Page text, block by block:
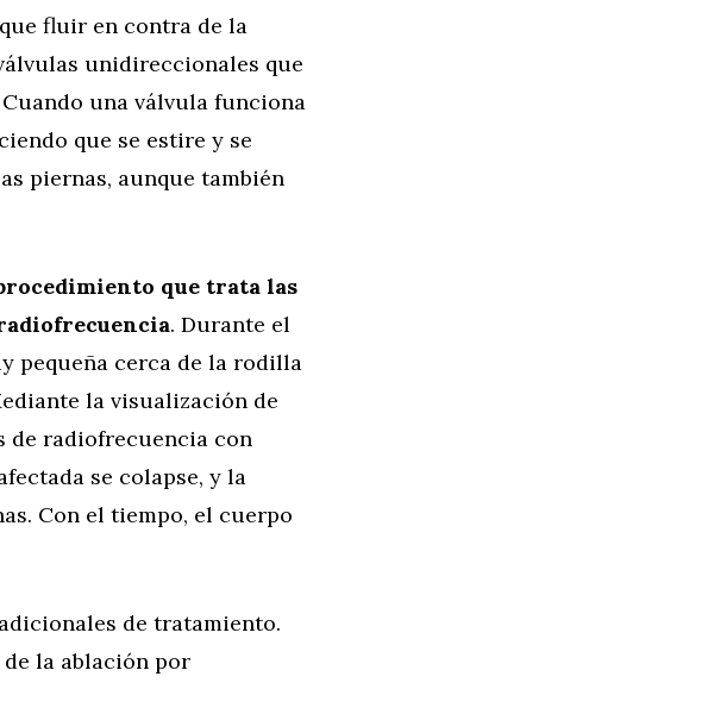
fluir en contra de la
unidireccionales que
una válvula funciona
que se estire y se
piernas, aunque también
que trata las
. Durante el
pequeña cerca de la rodilla
la visualización de
de radiofrecuencia con
se colapse, y la
Con el tiempo, el cuerpo
de tratamiento.
la ablación por